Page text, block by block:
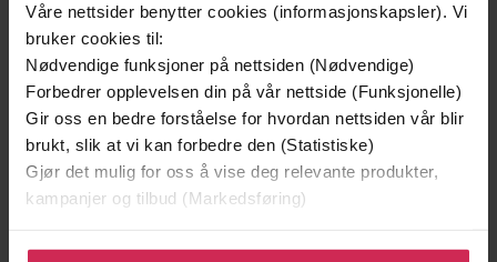
Våre nettsider benytter cookies (informasjonskapsler). Vi
bruker cookies til:
Nødvendige funksjoner på nettsiden (Nødvendige)
Forbedrer opplevelsen din på vår nettside (Funksjonelle)
Gir oss en bedre forståelse for hvordan nettsiden vår blir
brukt, slik at vi kan forbedre den (Statistiske)
Gjør det mulig for oss å vise deg relevante produkter,
kampanjer og tilbud (Markedsføring)
Klikk på «Godta alle» for å gi oss ditt samtykke til å
350,-
Hemmelig beundrer
Patricia J. MacDonald
350,-
Til det motsatte er bevist
Patricia J. MacDonald